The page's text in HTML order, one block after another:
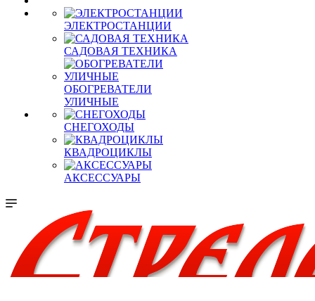
ЭЛЕКТРОСТАНЦИИ
САДОВАЯ ТЕХНИКА
ОБОГРЕВАТЕЛИ
УЛИЧНЫЕ
СНЕГОХОДЫ
КВАДРОЦИКЛЫ
АКСЕССУАРЫ